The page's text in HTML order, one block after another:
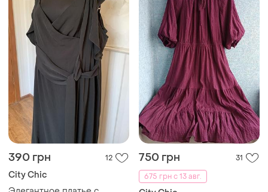
390 грн 12
City Chic
750 грн
31
675 грн с 13 авг.